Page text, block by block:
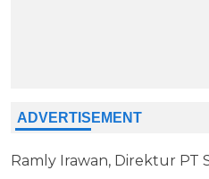
Ramly Irawan, Direktur PT